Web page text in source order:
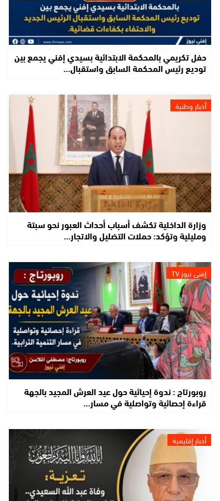
حفل تكريمي بالمحكمة الابتدائية بسيدي إفني يجمع بين
توديع رئيس المحكمة السابق واستقبال…
أخبار وطنية
وزارة الداخلية تكشف أسباب أحداث العبور نحو سبتة
ومليلية وتؤكد: حملات التضليل والاتجار…
إفني نيوز TV
روبورتاج : ندوة إحيائية حول عيد العرش المجيد بالجهة
قراءة إحصائية وتواصلية في مسار…
أخبار إقليمية